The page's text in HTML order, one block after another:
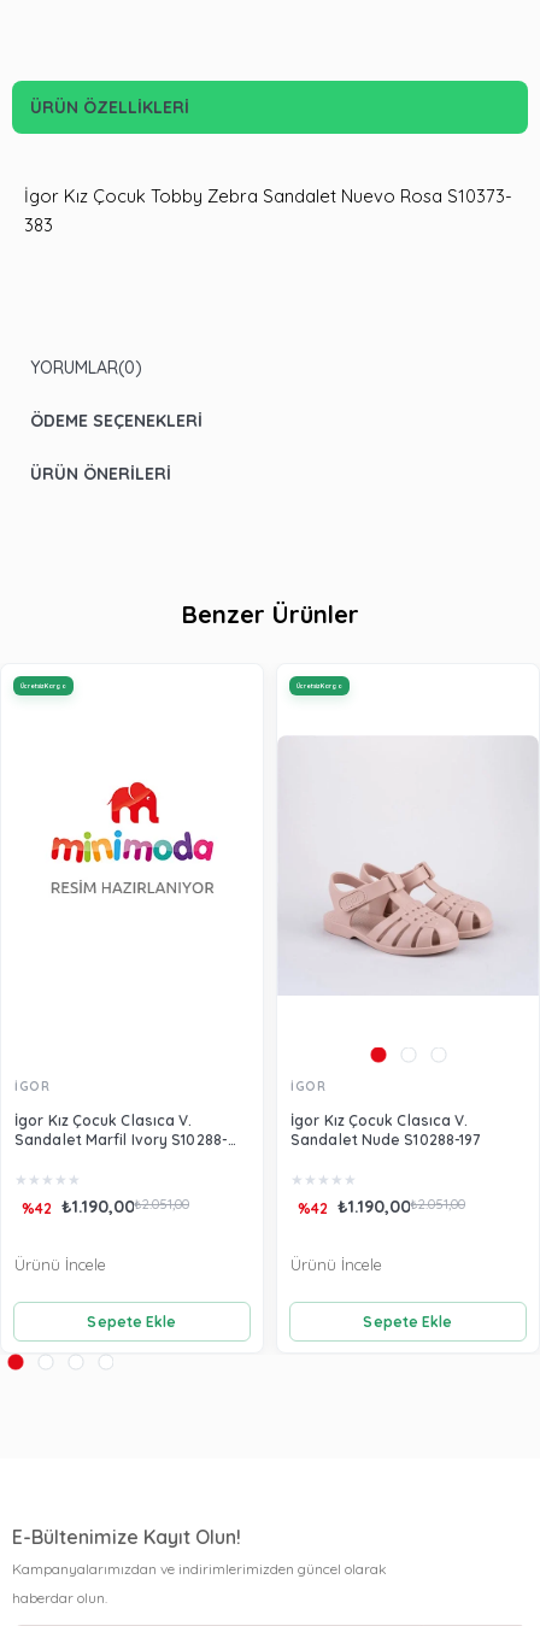
ÜRÜN ÖZELLIKLERI
İgor Kız Çocuk Tobby Zebra Sandalet Nuevo Rosa S10373-
383
YORUMLAR(0)
ÖDEME SEÇENEKLERI
ÜRÜN ÖNERILERI
Benzer Ürünler
İGOR
İgor Kız Çocuk Clasıca V.
Sandalet Marfil Ivory S10288-
★ ★ ★ ★ ★
₺1.190,00₺2.051,00
%42
Sepete Ekle
Ürünü İncele
Ücretsiz Kargo
İGOR
İgor Kız Çocuk Clasıca V.
Sandalet Nude S10288-197
★ ★ ★ ★ ★
₺1.190,00₺2.051,00
%42
Sepete Ekle
Ürünü İncele
Ücretsiz Kargo
E-Bültenimize Kayıt Olun!
Kampanyalarımızdan ve indirimlerimizden güncel olarak
haberdar olun.